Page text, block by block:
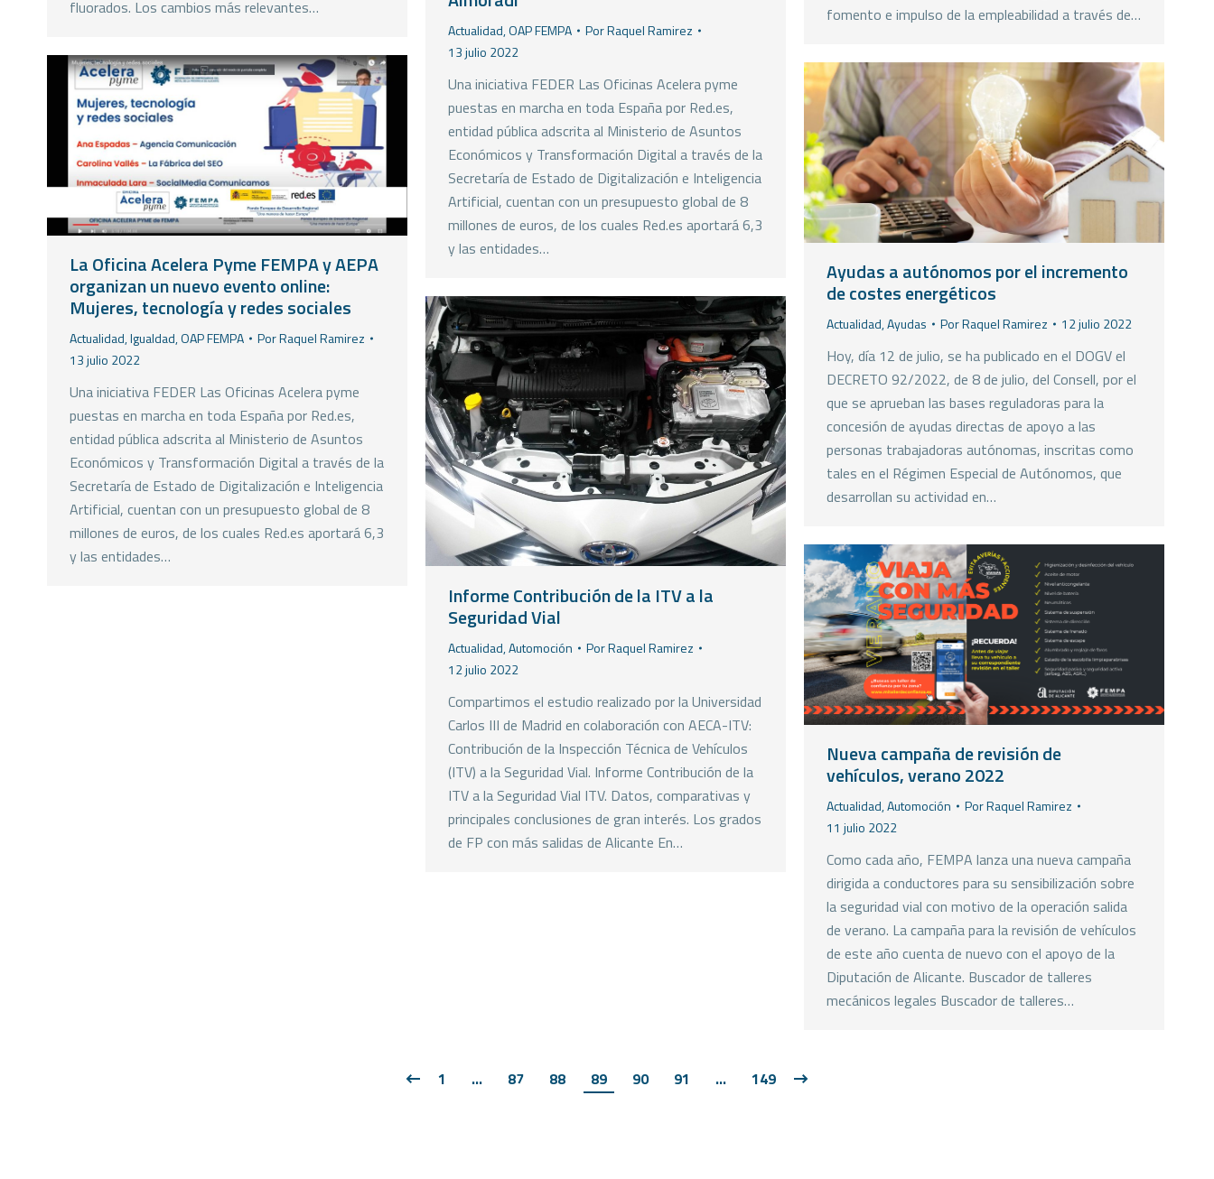
fomento e impulso de la empleabilidad a través de…
fluorados. Los cambios más relevantes…
Actualidad,OAP FEMPA PorRaquel Ramirez
13 julio 2022
Una iniciativa FEDER Las Oficinas Acelera pyme
puestas en marcha en toda España por Red.es,
entidad pública adscrita al Ministerio de Asuntos
Económicos y Transformación Digital a través de la
Secretaría de Estado de Digitalización e Inteligencia
Artificial, cuentan con un presupuesto global de 8
millones de euros, de los cuales Red.es aportará 6,3
y las entidades…
La Oficina Acelera Pyme FEMPA y AEPA
organizan un nuevo evento online:
Mujeres, tecnología y redes sociales
Actualidad,Igualdad,OAP FEMPA PorRaquel Ramirez
13 julio 2022
Una iniciativa FEDER Las Oficinas Acelera pyme
puestas en marcha en toda España por Red.es,
entidad pública adscrita al Ministerio de Asuntos
Económicos y Transformación Digital a través de la
Secretaría de Estado de Digitalización e Inteligencia
Artificial, cuentan con un presupuesto global de 8
millones de euros, de los cuales Red.es aportará 6,3
y las entidades…
Ayudas a autónomos por el incremento
de costes energéticos
Actualidad,Ayudas PorRaquel Ramirez 12 julio 2022
Hoy, día 12 de julio, se ha publicado en el DOGV el
DECRETO 92/2022, de 8 de julio, del Consell, por el
que se aprueban las bases reguladoras para la
concesión de ayudas directas de apoyo a las
personas trabajadoras autónomas, inscritas como
tales en el Régimen Especial de Autónomos, que
desarrollan su actividad en…
Informe Contribución de la ITV a la
Seguridad Vial
Actualidad,Automoción PorRaquel Ramirez
12 julio 2022
Compartimos el estudio realizado por la Universidad
Carlos III de Madrid en colaboración con AECA-ITV:
Contribución de la Inspección Técnica de Vehículos
(ITV) a la Seguridad Vial. Informe Contribución de la
ITV a la Seguridad Vial ITV. Datos, comparativas y
principales conclusiones de gran interés. Los grados
de FP con más salidas de Alicante En…
Nueva campaña de revisión de
vehículos, verano 2022
Actualidad,Automoción PorRaquel Ramirez
11 julio 2022
Como cada año, FEMPA lanza una nueva campaña
dirigida a conductores para su sensibilización sobre
la seguridad vial con motivo de la operación salida
de verano. La campaña para la revisión de vehículos
de este año cuenta de nuevo con el apoyo de la
Diputación de Alicante. Buscador de talleres
mecánicos legales Buscador de talleres…
1 … 87 88 89 90 91 … 149